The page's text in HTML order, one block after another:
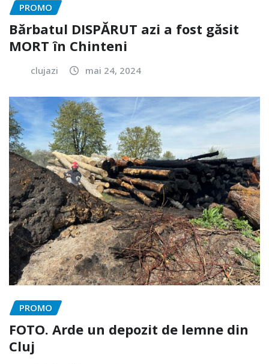
PROMO
Bărbatul DISPĂRUT azi a fost găsit
MORT în Chinteni
clujazi mai 24, 2024
PROMO
FOTO. Arde un depozit de lemne din
Cluj